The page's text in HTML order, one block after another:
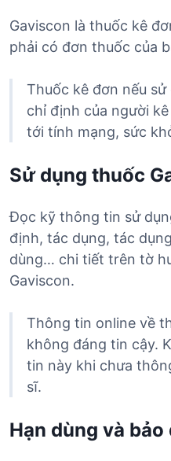
Gaviscon là thuốc kê
phải có đơn thuốc của
Thuốc kê đơn nếu
chỉ định của người
tới tính mạng, sức
Sử dụng thuốc
Đọc kỹ thông tin sử
định, tác dụng, tác
dùng… chi tiết trên tờ
Gaviscon.
Thông tin online về
không đáng tin cậy.
tin này khi chưa
sĩ.
Hạn dùng và bảo